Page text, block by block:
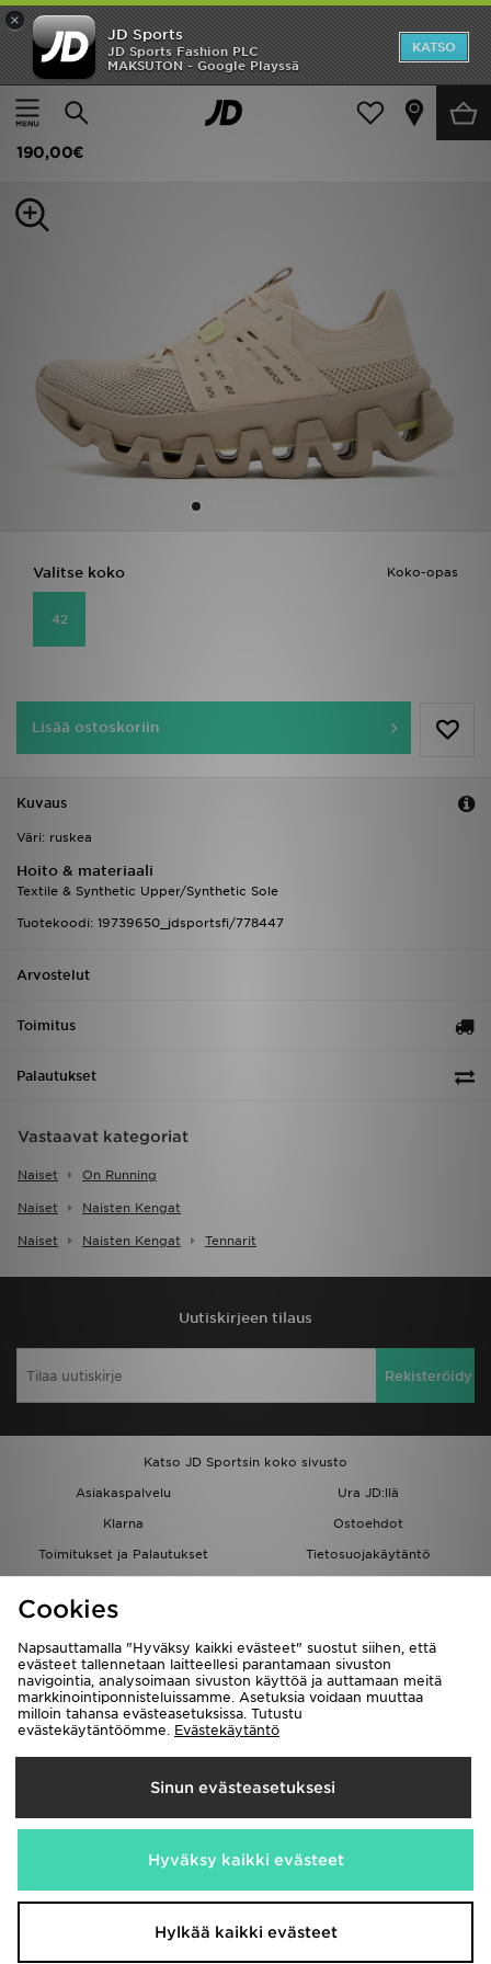
×
JD Sports
JD Sports Fashion PLC
MAKSUTON - Google Playssä
KATSO
Etusivu
Naiset Naisten kengät Tennarit
On Running Cloudswift Amp Women's
190,00€
Koko-opas
Valitse koko
42
Lisää ostoskoriin
Kuvaus
Väri: ruskea
Hoito & materiaali
Textile & Synthetic Upper/Synthetic Sole
Tuotekoodi: 19739650_jdsportsfi/778447
Arvostelut
Toimitus
Palautukset
Vastaavat kategoriat
Naiset On Running
Naiset Naisten Kengat
Naiset Naisten Kengat Tennarit
Uutiskirjeen tilaus
Rekisteröidy
Katso JD Sportsin koko sivusto
Asiakaspalvelu
Ura JD:llä
Klarna
Ostoehdot
Toimitukset ja Palautukset
Tietosuojakäytäntö
Löydä myymälä
Kumppanuusohjelma
JD Blog
Toimitetaan
Suomi
Me hyväksymme seuraavat maksutavat
Vieraile yrityksemme sivullawww.jdplc.com
Etusivu
Ale
Miehet
Tuotemerkit
Inspiroidu
Lataa JD-sovellus
Cookies
Napsauttamalla "Hyväksy kaikki evästeet" suostut siihen, että
evästeet tallennetaan laitteellesi parantamaan sivuston
navigointia, analysoimaan sivuston käyttöä ja auttamaan meitä
markkinointiponnisteluissamme. Asetuksia voidaan muuttaa
milloin tahansa evästeasetuksissa. Tutustu
evästekäytäntöömme. Evästekäytäntö
Sinun evästeasetuksesi
Hyväksy kaikki evästeet
Hylkää kaikki evästeet